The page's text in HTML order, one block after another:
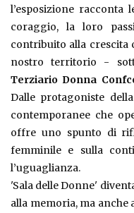
l’esposizione
coraggio, la loro
contribuito alla crescita
nostro territorio -
Terziario Donna
Dalle protagoniste
contemporanee che
offre uno spunto di
femminile e sulla
l’uguaglianza.
'Sala delle Donne'
alla memoria, ma anche